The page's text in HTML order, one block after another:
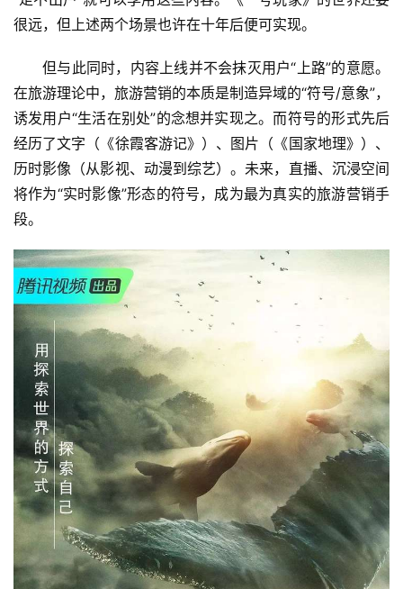
很远，但上述两个场景也许在十年后便可实现。
但与此同时，内容上线并不会抹灭用户“上路”的意愿。
在旅游理论中，旅游营销的本质是制造异域的“符号/意象”，
诱发用户“生活在别处”的念想并实现之。而符号的形式先后
经历了文字（《徐霞客游记》）、图片（《国家地理》）、
历时影像（从影视、动漫到综艺）。未来，直播、沉浸空间
将作为“实时影像”形态的符号，成为最为真实的旅游营销手
段。